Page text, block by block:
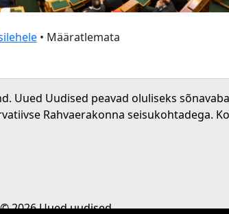
• Määratlemata
Uued Uudised peavad oluliseks
Rahvaerakonna seisukohtadega.
© 2026 Uued uudised